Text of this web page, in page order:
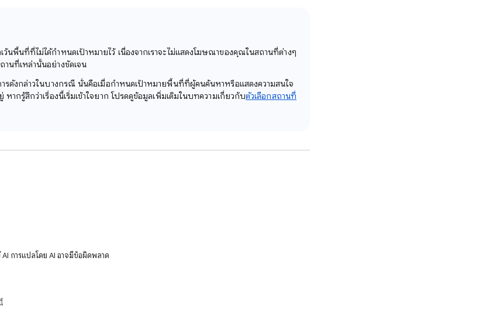
นพื้นที่ที่ไม่ได้กำหนดเป้าหมายไว้ เนื่องจากเราจะไม่แสดงโฆษณาของคุณในสถานที่ต่างๆ
นที่เหล่านั้นอย่างชัดเจน
รดังกล่าวในบางกรณี นั่นคือเมื่อกำหนดเป้าหมายพื้นที่ที่ผู้คนค้นหาหรือแสดงความสนใจ
ากรู้สึกว่าเรื่องนี้เริ่มเข้าใจยาก โปรดดูข้อมูลเพิ่มเติมในบทความเกี่ยวกับตัวเลือกสถานที่
การแปลโดย AI อาจมีข้อผิดพลาด